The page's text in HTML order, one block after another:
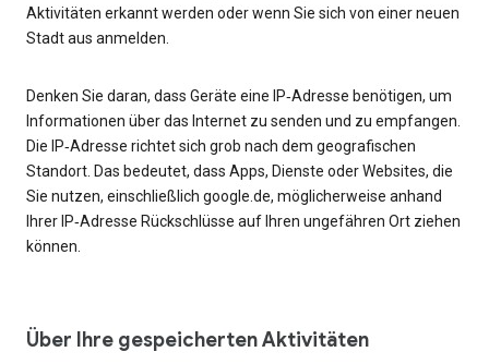
Aktivitäten erkannt werden oder wenn Sie sich von einer neuen
Stadt aus anmelden.
Denken Sie daran, dass Geräte eine IP‑Adresse benötigen, um
Informationen über das Internet zu senden und zu empfangen.
Die IP‑Adresse richtet sich grob nach dem geografischen
Standort. Das bedeutet, dass Apps, Dienste oder Websites, die
Sie nutzen, einschließlich google.de, möglicherweise anhand
Ihrer IP‑Adresse Rückschlüsse auf Ihren ungefähren Ort ziehen
können.
Über Ihre gespeicherten Aktivitäten